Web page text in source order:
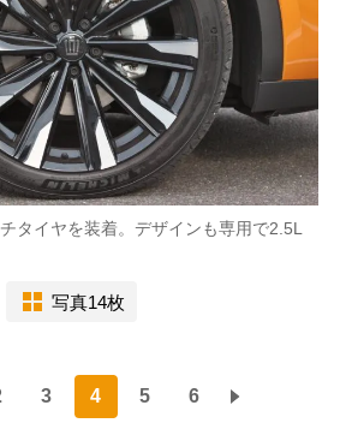
タイヤを装着。デザインも専用で2.5L
写真14枚
3 4 5 6